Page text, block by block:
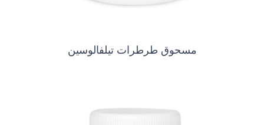
مسحوق طرطرات تيلفالوسين